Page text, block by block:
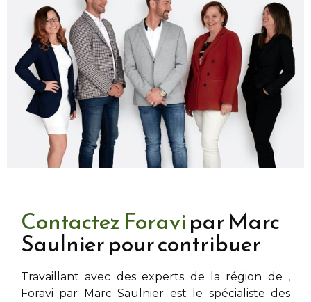
Contactez Foravipar Marc
Saulnier pour contribuer
Travaillant avec des experts de la région de ,
Foravi par Marc Saulnier est le spécialiste des